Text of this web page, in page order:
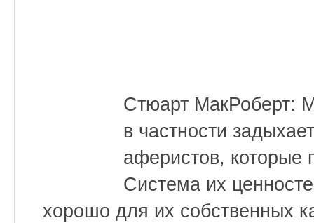
Стюарт МакРоберт:
в частности
аферистов, которые
Система их
хорошо для их собственных